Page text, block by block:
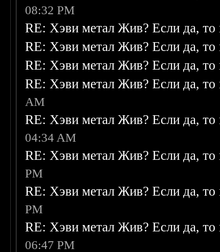
08:32 PM
RE: Хэви метал Жив? Если да, то
RE: Хэви метал Жив? Если да, то
RE: Хэви метал Жив? Если да, то
RE: Хэви метал Жив? Если да, то
AM
RE: Хэви метал Жив? Если да, то
04:34 AM
RE: Хэви метал Жив? Если да, то
PM
RE: Хэви метал Жив? Если да, то
PM
RE: Хэви метал Жив? Если да, то
06:47 PM